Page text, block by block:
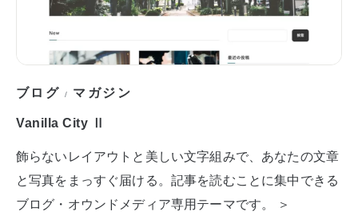
ブログ / マガジン
Vanilla City Ⅱ
飾らないレイアウトと美しい文字組みで、あなたの文章
と写真をまっすぐ届ける。記事を読むことに集中できる
ブログ・オウンドメディア専用テーマです。 ＞